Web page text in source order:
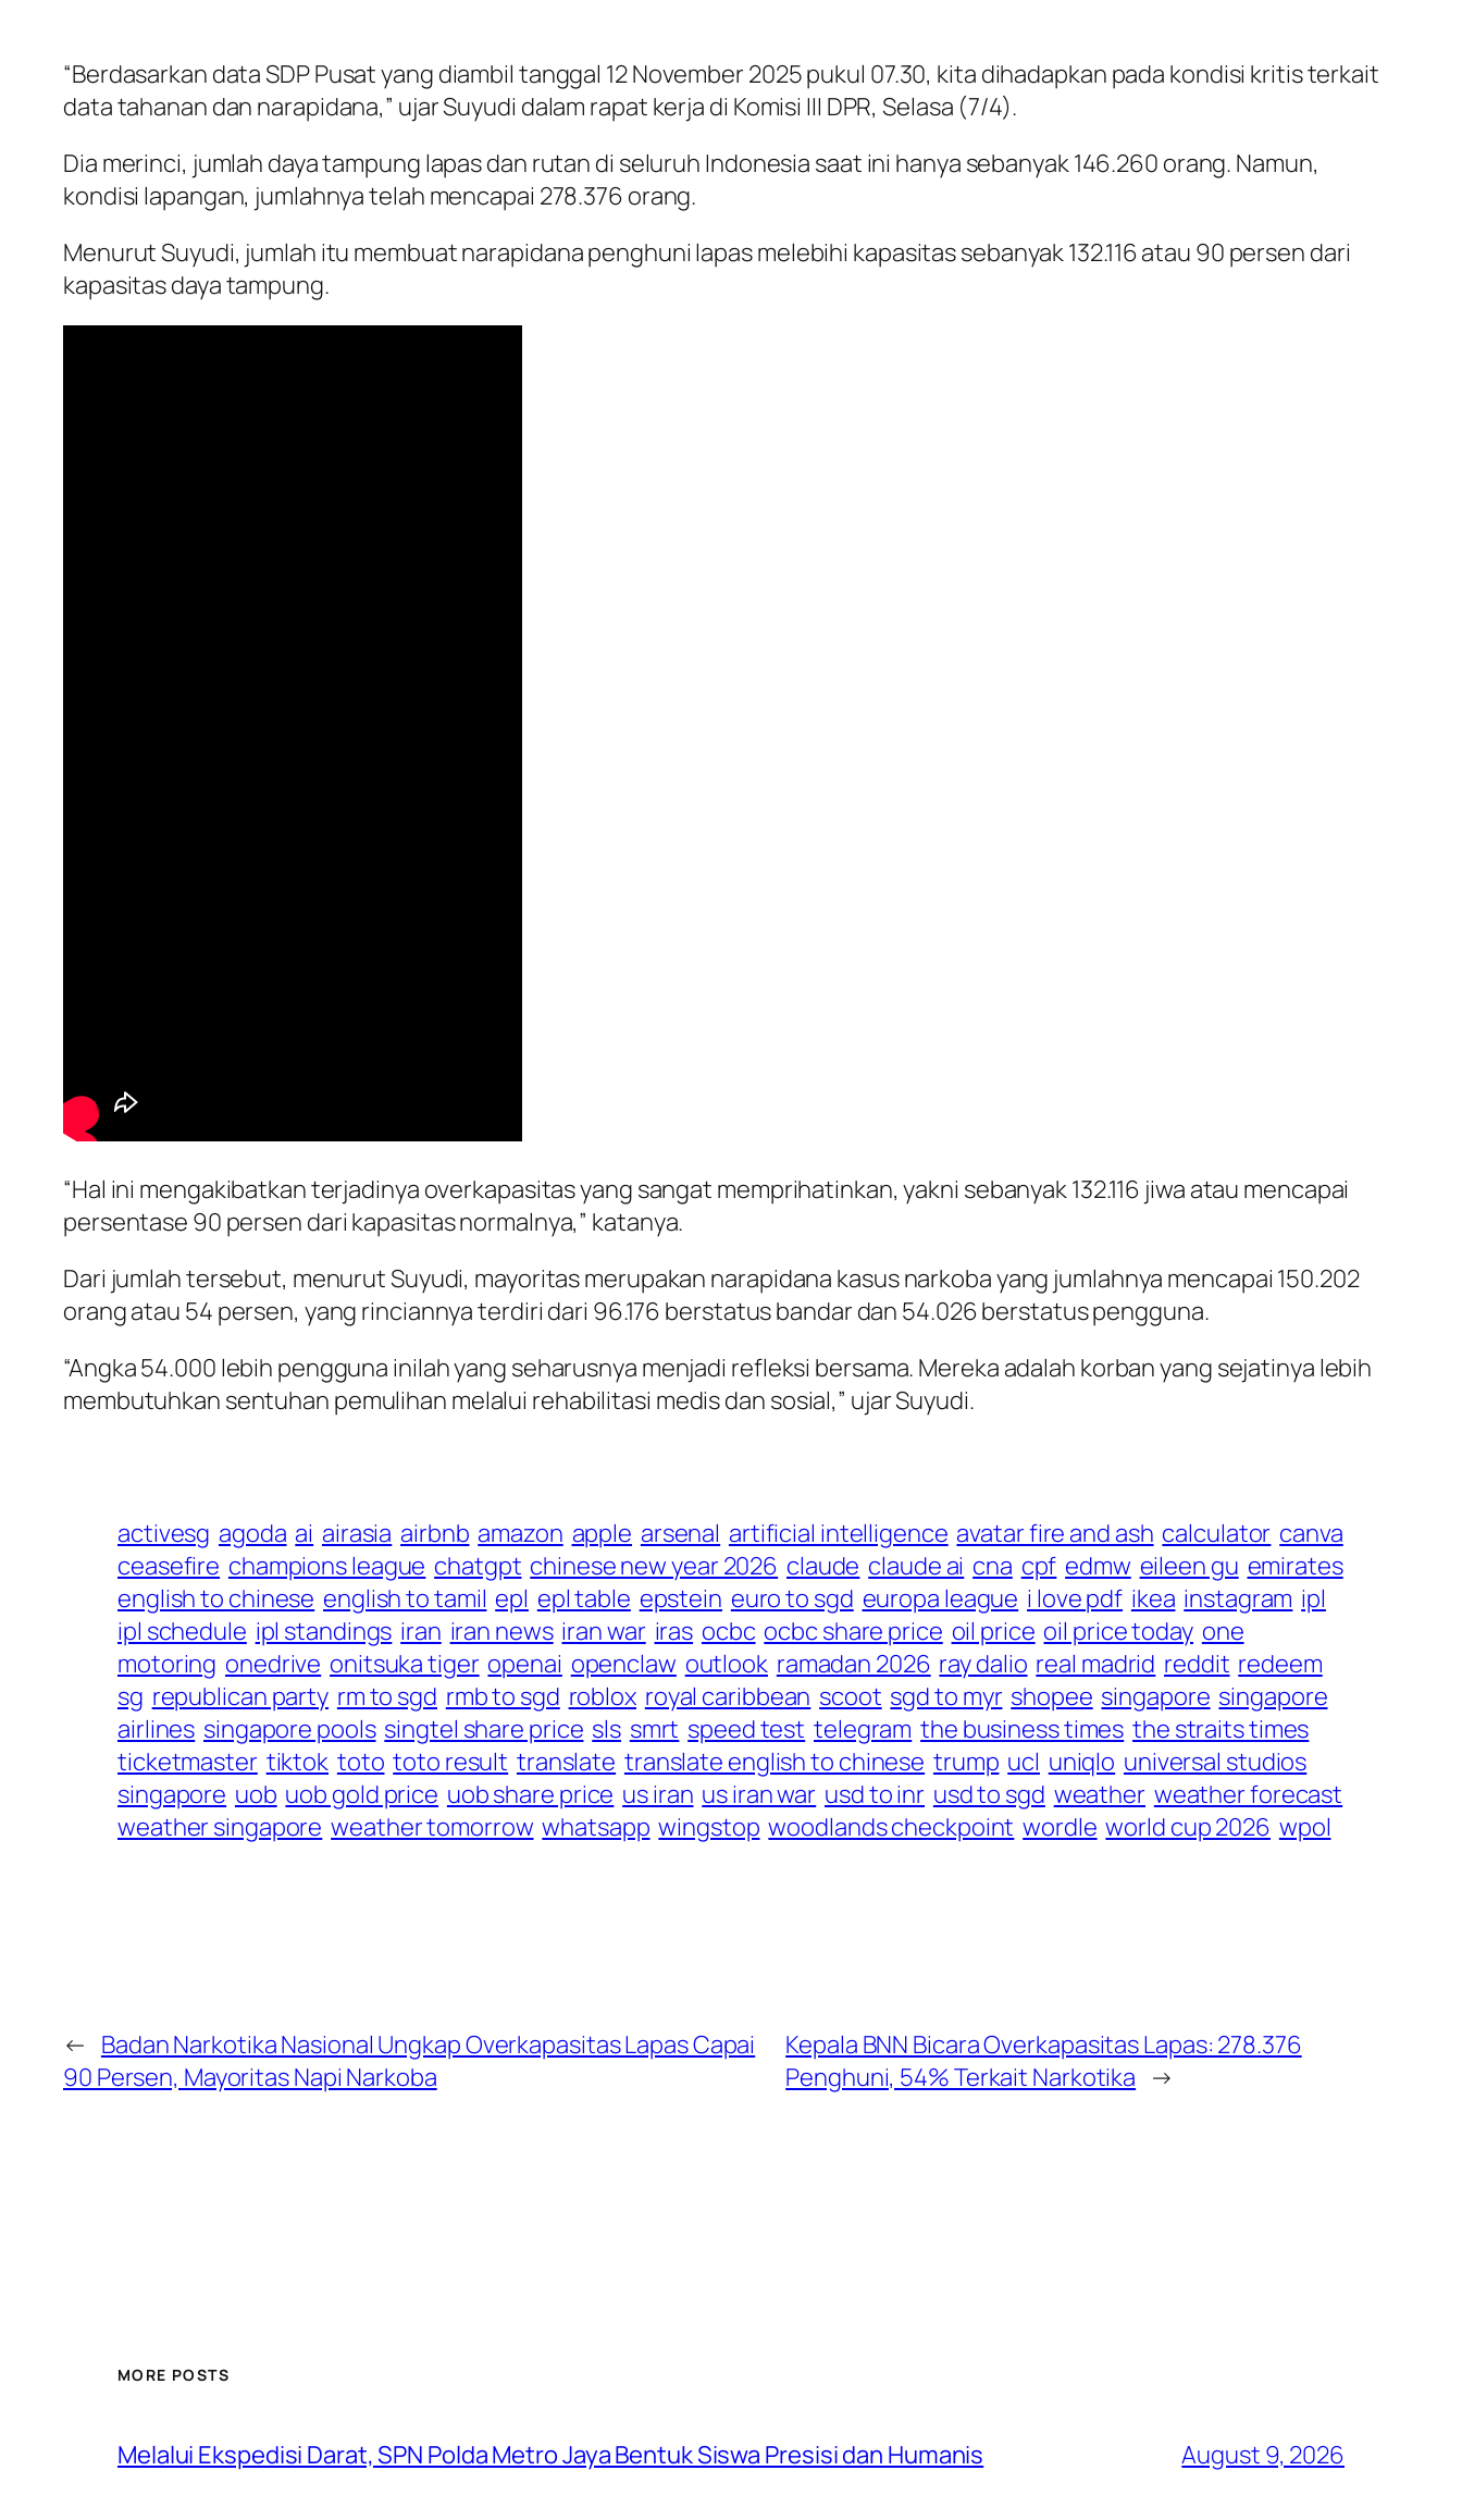
“Berdasarkan data SDP Pusat yang diambil tanggal 12 November 2025 pukul 07.30, kita dihadapkan pada kondisi kritis terkait
data tahanan dan narapidana,” ujar Suyudi dalam rapat kerja di Komisi III DPR, Selasa (7/4).
Dia merinci, jumlah daya tampung lapas dan rutan di seluruh Indonesia saat ini hanya sebanyak 146.260 orang. Namun,
kondisi lapangan, jumlahnya telah mencapai 278.376 orang.
Menurut Suyudi, jumlah itu membuat narapidana penghuni lapas melebihi kapasitas sebanyak 132.116 atau 90 persen dari
kapasitas daya tampung.
“Hal ini mengakibatkan terjadinya overkapasitas yang sangat memprihatinkan, yakni sebanyak 132.116 jiwa atau mencapai
persentase 90 persen dari kapasitas normalnya,” katanya.
Dari jumlah tersebut, menurut Suyudi, mayoritas merupakan narapidana kasus narkoba yang jumlahnya mencapai 150.202
orang atau 54 persen, yang rinciannya terdiri dari 96.176 berstatus bandar dan 54.026 berstatus pengguna.
“Angka 54.000 lebih pengguna inilah yang seharusnya menjadi refleksi bersama. Mereka adalah korban yang sejatinya lebih
membutuhkan sentuhan pemulihan melalui rehabilitasi medis dan sosial,” ujar Suyudi.
activesg agoda ai airasia airbnb amazon apple arsenal artificial intelligence avatar fire and ash calculator canva
ceasefire champions league chatgpt chinese new year 2026 claude claude ai cna cpf edmw eileen gu emirates
english to chinese english to tamil epl epl table epstein euro to sgd europa league i love pdf ikea instagram ipl
ipl schedule ipl standings iran iran news iran war iras ocbc ocbc share price oil price oil price today one
motoring onedrive onitsuka tiger openai openclaw outlook ramadan 2026 ray dalio real madrid reddit redeem
sg republican party rm to sgd rmb to sgd roblox royal caribbean scoot sgd to myr shopee singapore singapore
airlines singapore pools singtel share price sls smrt speed test telegram the business times the straits times
ticketmaster tiktok toto toto result translate translate english to chinese trump ucl uniqlo universal studios
singapore uob uob gold price uob share price us iran us iran war usd to inr usd to sgd weather weather forecast
weather singapore weather tomorrow whatsapp wingstop woodlands checkpoint wordle world cup 2026 wpol
← Badan Narkotika Nasional Ungkap Overkapasitas Lapas Capai
90 Persen, Mayoritas Napi Narkoba
Kepala BNN Bicara Overkapasitas Lapas: 278.376
Penghuni, 54% Terkait Narkotika →
MORE POSTS
Melalui Ekspedisi Darat, SPN Polda Metro Jaya Bentuk Siswa Presisi dan Humanis August 9, 2026